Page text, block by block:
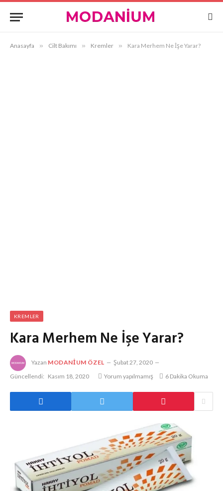
Anasayfa » Cilt Bakımı » Kremler » Kara Merhem Ne İşe Yarar?
KREMLER
Kara Merhem Ne İşe Yarar?
Yazan MODANIUM ÖZEL
Şubat 27, 2020
Güncellendi: Kasım 18, 2020 Yorum yapılmamış 6 Dakika Okuma